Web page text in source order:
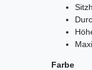
Farbe